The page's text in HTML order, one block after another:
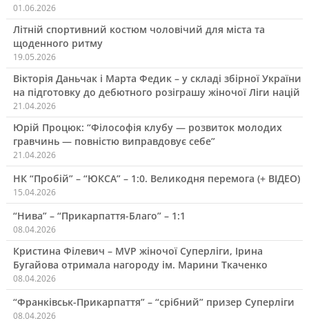
01.06.2026
Літній спортивний костюм чоловічий для міста та
щоденного ритму
19.05.2026
Вікторія Даньчак і Марта Федик – у складі збірної України
на підготовку до дебютного розіграшу жіночої Ліги націй
21.04.2026
Юрій Процюк: “Філософія клубу — розвиток молодих
гравчинь — повністю виправдовує себе”
21.04.2026
НК “Пробій” – “ЮКСА” – 1:0. Великодня перемога (+ ВІДЕО)
15.04.2026
“Нива” – “Прикарпаття-Благо” – 1:1
08.04.2026
Кристина Філевич – MVP жіночої Суперліги, Ірина
Бугайова отримала нагороду ім. Марини Ткаченко
08.04.2026
“Франківськ-Прикарпаття” – “срібний” призер Суперліги
08.04.2026